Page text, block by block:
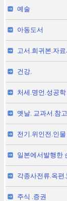
예술
아동도서
고서.희귀본.자
건강.
처세.명언.성공학
옛날. 교과서.참
전기.위인전.인물
일본에서발행한
각종사전류.옥편
주식 .증권